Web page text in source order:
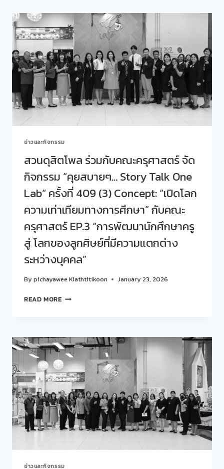
ร่วม
กับ
คณะ
ครุศาสตร์
จัด
กิจกรรม
“คุย
สบายๆ…
STORY
TALK
LAB“
ที่
410
(4)
ประจำ
เดือน
มกราคม
2569
CONCEPT:
“เปิด
โลก
ความ
เทียม
ศึกษา”
คณะ
EP.4
“HAND
UP
ภาษา
มือ
ไม่
เงียบ”
ข่าวและกิจกรรม
สวนดุสิตโพล ร่วมกับคณะครุศาสตร์ จัด
กิจกรรม “คุยสบายๆ… Story Talk One
Lab“ ครั้งที่ 409 (3) Concept: “เปิดโลก
ความเท่าเทียมทางการศึกษา” กับคณะ
ครุศาสตร์ EP.3 “การพัฒนานักศึกษาครู
สู่ โลกของลูกศิษย์ที่มีความแตกต่าง
ระหว่างบุคคล”
Bypichayawee Kiathtitikoon January 23, 2026
READ MOREสวน
ร่วม
กับ
คณะ
ครุศาสตร์
จัด
กิจกรรม
“คุย
สบายๆ…
STORY
TALK
ข่าวและกิจกรรม